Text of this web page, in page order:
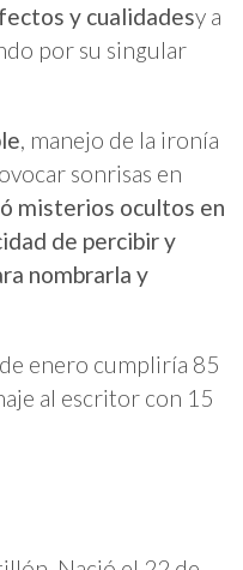
y cualidadesy a
por su singular
, manejo de la ironía
sonrisas en
misterios ocultos en
de percibir y
nombrarla y
enero cumpliría 85
al escritor con 15